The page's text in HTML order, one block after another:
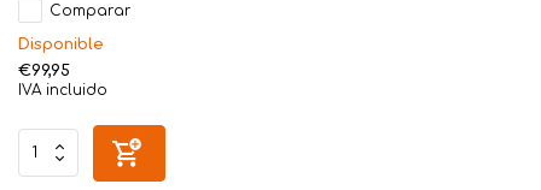
Comparar
Disponible
€99,95
IVA incluido